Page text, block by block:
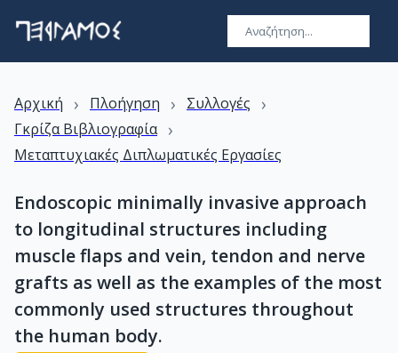
Αρχική › Πλοήγηση › Συλλογές ›
Γκρίζα Βιβλιογραφία ›
Μεταπτυχιακές Διπλωματικές Εργασίες
Endoscopic minimally invasive approach
to longitudinal structures including
muscle flaps and vein, tendon and nerve
grafts as well as the examples of the most
commonly used structures throughout
the human body.